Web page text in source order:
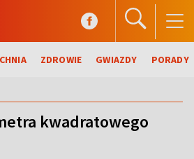
ZDROWIE GWIAZDY PORADY
kwadratowego